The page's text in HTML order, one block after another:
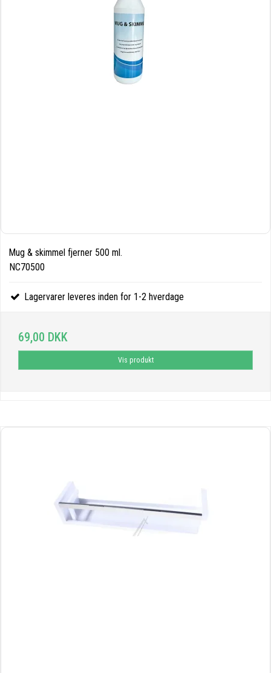
Mug & skimmel fjerner 500 ml.
NC70500
Lagervarer leveres inden for 1-2 hverdage
69,00 DKK
Vis produkt